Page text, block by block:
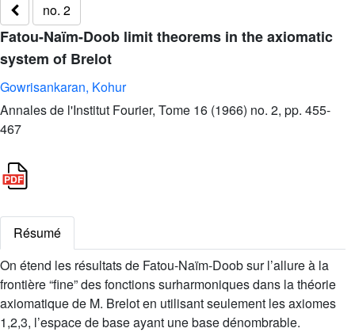
no. 2
Fatou-Naïm-Doob limit theorems in the axiomatic
system of Brelot
Gowrisankaran, Kohur
Annales de l'Institut Fourier, Tome 16 (1966) no. 2, pp. 455-
467
Résumé
On étend les résultats de Fatou-Naïm-Doob sur l’allure à la
frontière “fine” des fonctions surharmoniques dans la théorie
axiomatique de M. Brelot en utilisant seulement les axiomes
1,2,3, l’espace de base ayant une base dénombrable.